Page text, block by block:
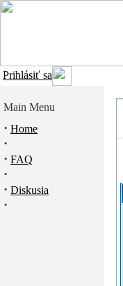
Prihlásiť sa
Main Menu
· Home
·
· FAQ
·
· Diskusia
·